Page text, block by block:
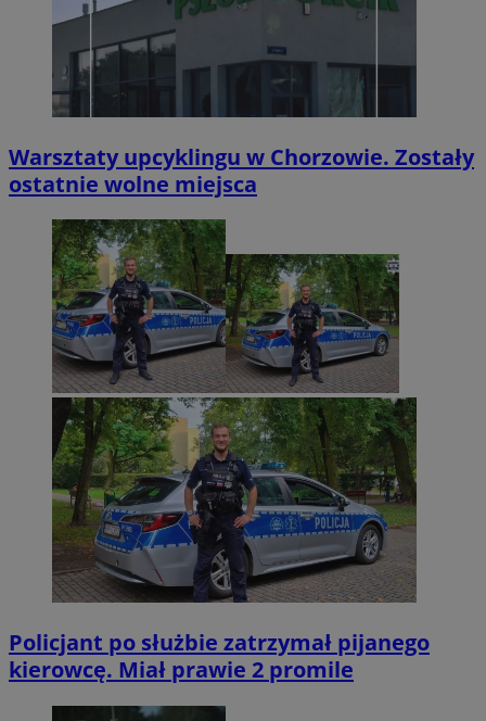
Warsztaty upcyklingu w Chorzowie. Zostały
ostatnie wolne miejsca
Policjant po służbie zatrzymał pijanego
kierowcę. Miał prawie 2 promile